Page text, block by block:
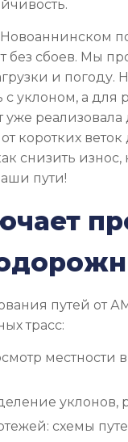
без сбоев. Мы
и погоду.
уклоном, а для
реализовала
коротких
снизить
пути!
путей от
трасс:
местности
уклонов,
схемы